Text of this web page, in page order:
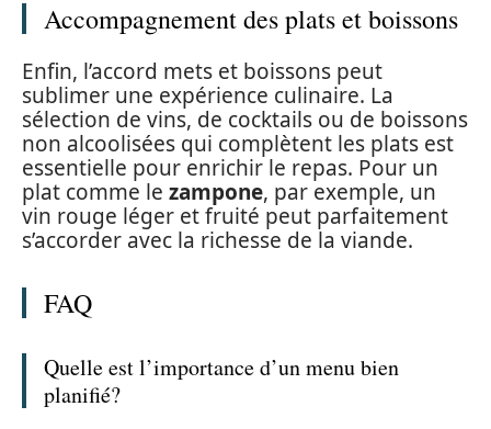
Accompagnement des plats et boissons
Enfin, l’accord mets et boissons peut
sublimer une expérience culinaire. La
sélection de vins, de cocktails ou de boissons
non alcoolisées qui complètent les plats est
essentielle pour enrichir le repas. Pour un
plat comme le zampone, par exemple, un
vin rouge léger et fruité peut parfaitement
s’accorder avec la richesse de la viande.
FAQ
Quelle est l’importance d’un menu bien
planifié?